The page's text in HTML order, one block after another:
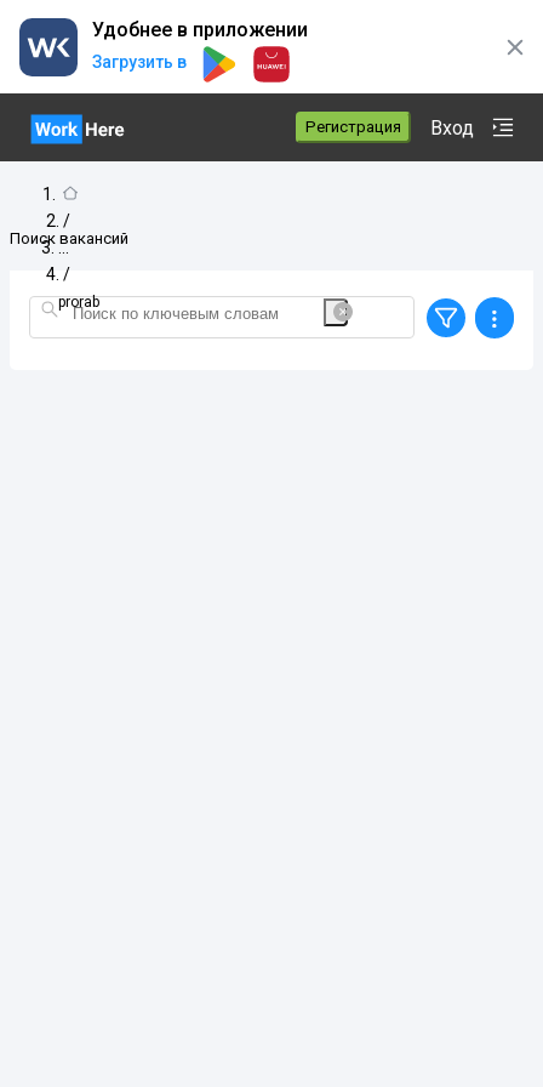
Удобнее в приложении
Загрузить в
Регистрация Вход
/
/
prorab
Поиск вакансий